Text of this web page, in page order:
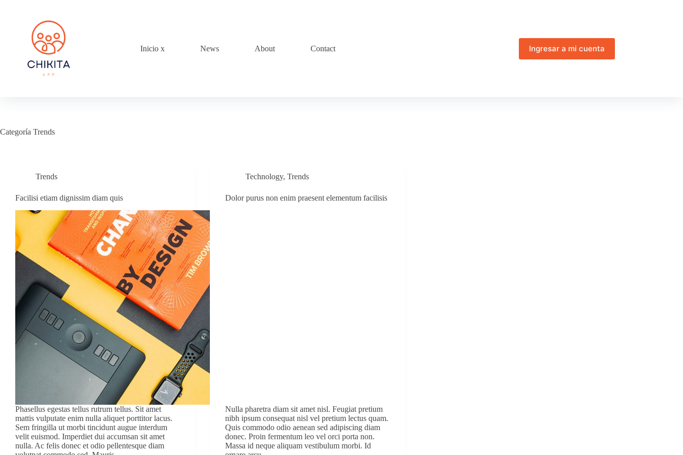
Inicio x News About Contact Ingresar a mi cuenta
Categoría Trends
Trends
Facilisi etiam dignissim diam quis
Phasellus egestas tellus rutrum tellus. Sit amet
mattis vulputate enim nulla aliquet porttitor lacus.
Sem fringilla ut morbi tincidunt augue interdum
velit euismod. Imperdiet dui accumsan sit amet
nulla. Ac felis donec et odio pellentesque diam
Technology,Trends
Dolor purus non enim praesent elementum facilisis
Nulla pharetra diam sit amet nisl. Feugiat pretium
nibh ipsum consequat nisl vel pretium lectus quam.
Quis commodo odio aenean sed adipiscing diam
donec. Proin fermentum leo vel orci porta non.
Massa id neque aliquam vestibulum morbi. Id